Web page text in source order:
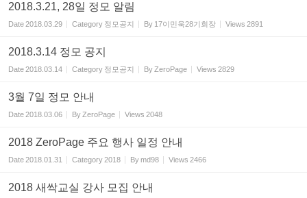
2018.3.21, 28일 정모 알림
Date2018.03.29 Category 정모공지 By 17이민욱28기회장 Views 2891
2018.3.14 정모 공지
Date2018.03.14 Category 정모공지 By ZeroPage Views 2829
3월 7일 정모 안내
Date2018.03.06 By ZeroPage Views 2048
2018 ZeroPage 주요 행사 일정 안내
Date2018.01.31 Category2018 Bymd98 Views 2466
2018 새싹교실 강사 모집 안내